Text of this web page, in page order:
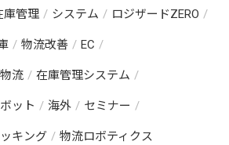
庫管理 システム ロジザードZERO
物流改善 EC
物流 在庫管理システム
ット 海外 セミナー
キング 物流ロボティクス